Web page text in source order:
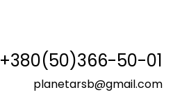
+380(50)366-50-01
planetarsb@gmail.com